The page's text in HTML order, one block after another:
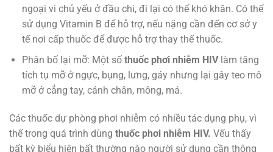
ngoại vi chủ yếu ở đầu chi, đi lại có thể khó khăn. Có thể
sử dụng Vitamin B để hỗ trợ, nếu nặng cần đến cơ sở y
tế nơi cấp thuốc để được hỗ trợ thay thế thuốc.
Phân bố lại mỡ: Một số thuốc phơi nhiễm HIVlàm tăng
tích tụ mỡ ở ngực, bụng, lưng, gáy nhưng lại gây teo mô
mỡ ở cẳng tay, cánh chân, mông, má.
Các thuốc dự phòng phơi nhiễm có nhiều tác dụng phụ, vì
thế trong quá trình dùng thuốc phơi nhiễm HIV. Vếu thấy
bất kỳ biểu hiện bất thường nào người sử dụng cần thông